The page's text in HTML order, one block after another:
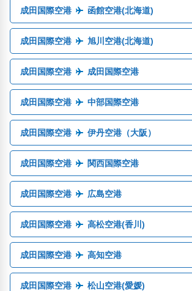
成田国際空港 函館空港(北海道)
成田国際空港 旭川空港(北海道)
成田国際空港 成田国際空港
成田国際空港 中部国際空港
成田国際空港 伊丹空港（大阪）
成田国際空港 関西国際空港
成田国際空港 広島空港
成田国際空港 高松空港(香川)
成田国際空港 高知空港
成田国際空港 松山空港(愛媛)